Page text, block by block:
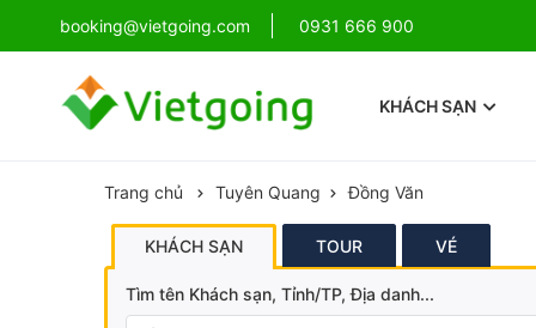
booking@vietgoing.com 0931 666 900
Combo Phú Quốc Giá Cực Sốc
KHÁCH SẠN
Trang chủ Tuyên Quang Đồng Văn
KHÁCH SẠN TOUR VÉ
Tìm tên Khách sạn, Tỉnh/TP, Địa danh...